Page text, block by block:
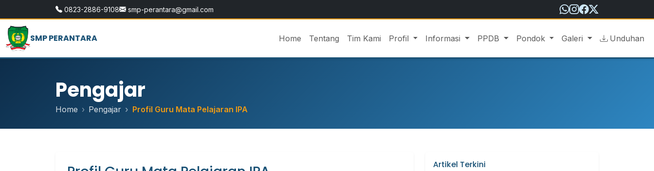
0823-2886-9108 smp-perantara@gmail.com
SMP PERANTARA Home Tentang Tim Kami Profil Informasi PPDB Pondok Galeri Unduhan
Pengajar
Home Pengajar Profil Guru Mata Pelajaran IPA
Artikel Terkini